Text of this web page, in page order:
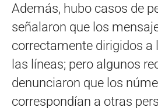
Además, hubo casos de
señalaron que los
correctamente dirigidos a
las líneas; pero algunos
denunciaron que los
correspondían a otras